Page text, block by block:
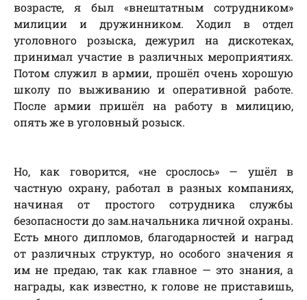
возрасте, я был «внештатным сотрудником»
милиции и дружинником. Ходил в отдел
уголовного розыска, дежурил на дискотеках,
принимал участие в различных мероприятиях.
Потом служил в армии, прошёл очень хорошую
школу по выживанию и оперативной работе.
После армии пришёл на работу в милицию,
опять же в уголовный розыск.
Но, как говорится, «не срослось» — ушёл в
частную охрану, работал в разных компаниях,
начиная от простого сотрудника службы
безопасности до зам.начальника личной охраны.
Есть много дипломов, благодарностей и наград
от различных структур, но особого значения я
им не предаю, так как главное — это знания, а
награды, как известно, к голове не приставишь,